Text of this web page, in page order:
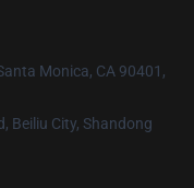
Monica, CA 90401,
Beiliu City, Shandong